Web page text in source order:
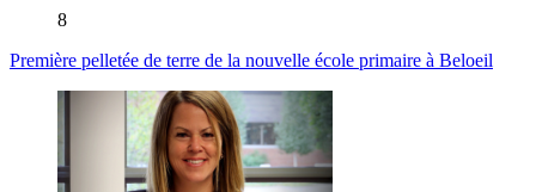
8
Première pelletée de terre de la nouvelle école primaire à Beloeil